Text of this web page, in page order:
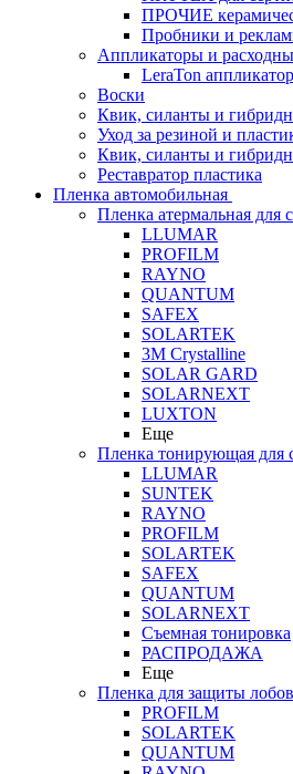
ПРОЧИЕ
Пробники и
Аппликаторы и
LeraTon
Воски
Квик, силанты и
Уход за резиной и
Квик, силанты и
Реставратор пластика
Пленка автомобильная
Пленка атермальная для
LLUMAR
PROFILM
RAYNO
QUANTUM
SAFEX
SOLARTEK
3M Crystalline
SOLAR GARD
SOLARNEXT
LUXTON
Еще
Пленка тонирующая для
LLUMAR
SUNTEK
RAYNO
PROFILM
SOLARTEK
SAFEX
QUANTUM
SOLARNEXT
Съемная тонировка
РАСПРОДАЖА
Еще
Пленка для защиты
PROFILM
SOLARTEK
QUANTUM